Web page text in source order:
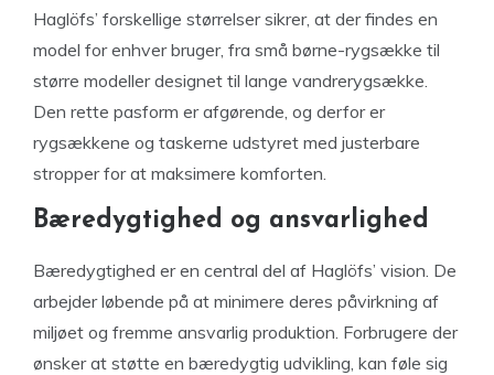
Haglöfs’ forskellige størrelser sikrer, at der findes en
model for enhver bruger, fra små børne-rygsække til
større modeller designet til lange vandrerygsække.
Den rette pasform er afgørende, og derfor er
rygsækkene og taskerne udstyret med justerbare
stropper for at maksimere komforten.
Bæredygtighed og ansvarlighed
Bæredygtighed er en central del af Haglöfs’ vision. De
arbejder løbende på at minimere deres påvirkning af
miljøet og fremme ansvarlig produktion. Forbrugere der
ønsker at støtte en bæredygtig udvikling, kan føle sig